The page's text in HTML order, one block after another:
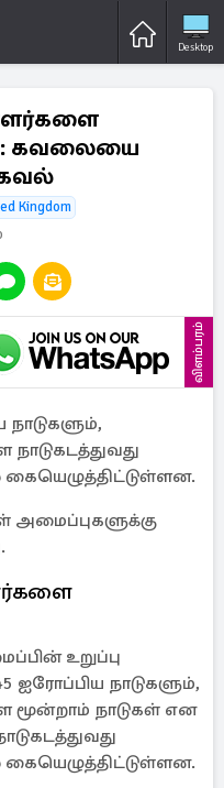
Desktop
கவலையை
Kingdom
விளம்பரம்
நாடுகளும்,
அமைப்புகளுக்கு
உறுப்பு
ஐரோப்பிய நாடுகளும்,
மூன்றாம் நாடுகள் என